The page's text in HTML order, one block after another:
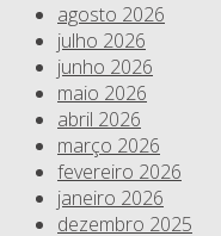
agosto 2026
julho 2026
junho 2026
maio 2026
abril 2026
março 2026
fevereiro 2026
janeiro 2026
dezembro 2025